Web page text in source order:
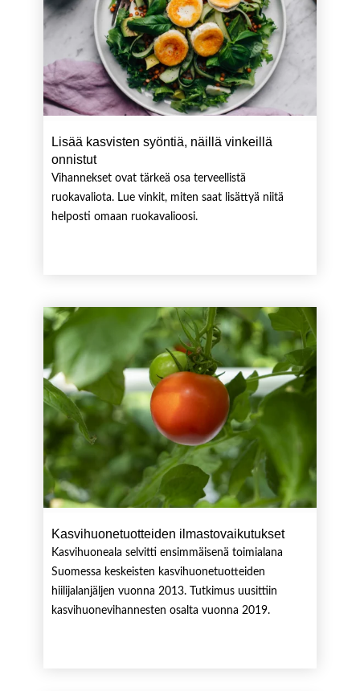
Lisää kasvisten syöntiä, näillä vinkeillä
onnistut
Vihannekset ovat tärkeä osa terveellistä
ruokavaliota. Lue vinkit, miten saat lisättyä niitä
helposti omaan ruokavalioosi.
Kasvihuonetuotteiden ilmastovaikutukset
Kasvihuoneala selvitti ensimmäisenä toimialana
Suomessa keskeisten kasvihuonetuotteiden
hiilijalanjäljen vuonna 2013. Tutkimus uusittiin
kasvihuonevihannesten osalta vuonna 2019.